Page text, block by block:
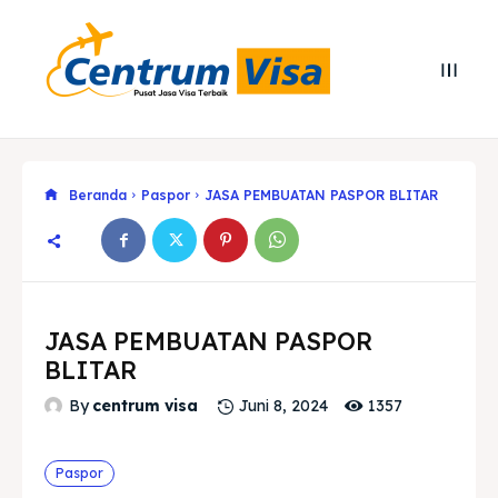
Beranda Paspor JASA PEMBUATAN PASPOR BLITAR
JASA PEMBUATAN PASPOR
BLITAR
By centrum visa Juni 8, 2024 1357
Paspor